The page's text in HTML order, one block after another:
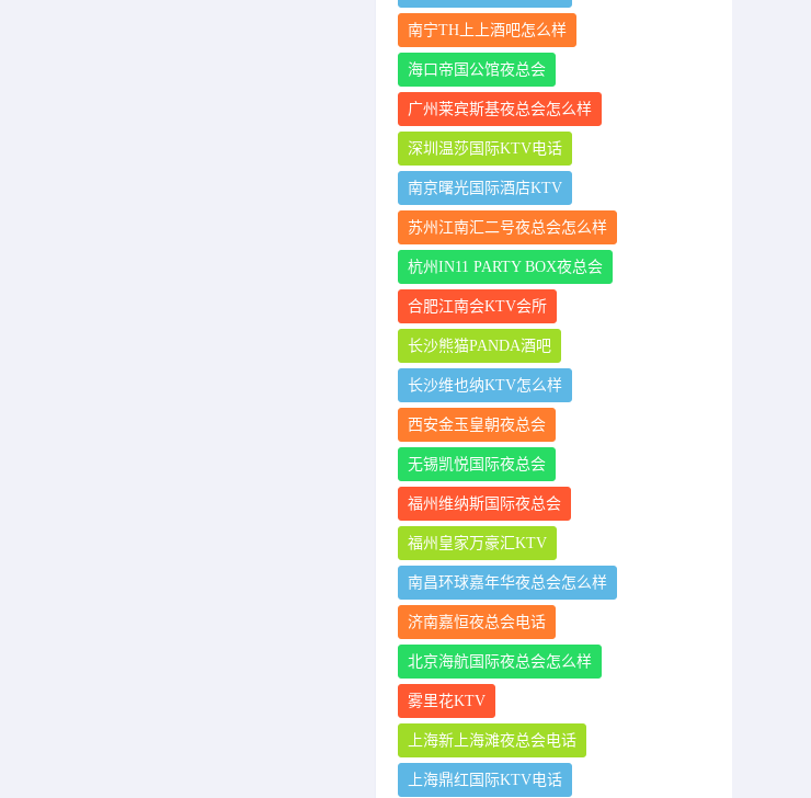
南宁TH上上酒吧怎么样
海口帝国公馆夜总会
广州莱宾斯基夜总会怎么样
深圳温莎国际KTV电话
南京曙光国际酒店KTV
苏州江南汇二号夜总会怎么样
杭州IN11 PARTY BOX夜总会
合肥江南会KTV会所
长沙熊猫PANDA酒吧
长沙维也纳KTV怎么样
西安金玉皇朝夜总会
无锡凯悦国际夜总会
福州维纳斯国际夜总会
福州皇家万豪汇KTV
南昌环球嘉年华夜总会怎么样
济南嘉恒夜总会电话
北京海航国际夜总会怎么样
雾里花KTV
上海新上海滩夜总会电话
上海鼎红国际KTV电话